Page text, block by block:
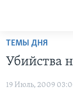
Перейти
основной
ГЛАВНОЕ
ТЕМЫ ДНЯ
Убийства
19 Июль, 2009